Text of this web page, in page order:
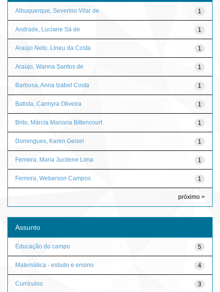
1
Albuquerque, Severino Vilar de
1
Andrade, Luciane Sá de
1
Araújo Neto, Lineu da Costa
1
Araújo, Wanna Santos de
1
Barbosa, Anna Izabel Costa
1
Batista, Carmyra Oliveira
1
Brito, Márcia Mariana Bittencourt
1
Domingues, Karen Geisel
1
Ferreira, Maria Jucilene Lima
1
Ferreira, Weberson Campos
próximo >
Assunto
5
Educação do campo
4
Matemática - estudo e ensino
3
Currículos